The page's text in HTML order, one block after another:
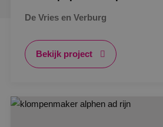
De Vries en Verburg
Bekijk project